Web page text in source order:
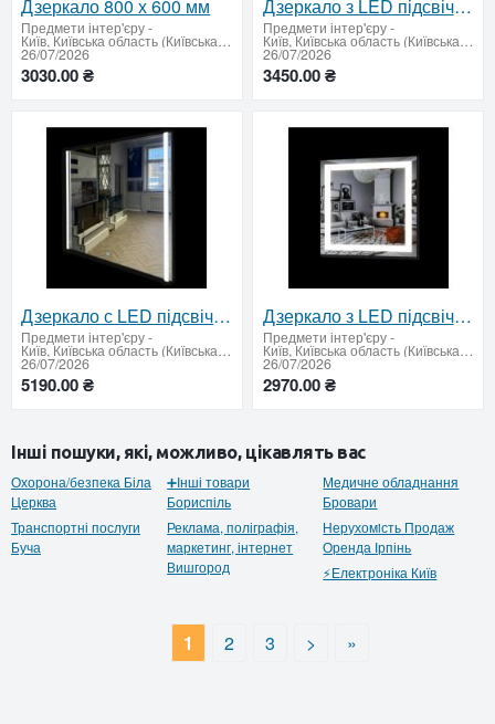
Дзеркало 800 х 600 мм
Предмети інтер'єру-
Київ, Київська область (Київська область - продати купити)
26/07/2026
3030.00 ₴
Дзеркало з LED підсвічуванням 750 х 750 мм.
Предмети інтер'єру-
Київ, Київська область (Київська область - продати купити)
26/07/2026
3450.00 ₴
Дзеркало с LED підсвічуванням 900х900 мм
Предмети інтер'єру-
Київ, Київська область (Київська область - продати купити)
26/07/2026
5190.00 ₴
Дзеркало з LED підсвічуванням 700 х 700 мм.
Предмети інтер'єру-
Київ, Київська область (Київська область - продати купити)
26/07/2026
2970.00 ₴
Інші пошуки, які, можливо, цікавлять вас
Охорона/безпека Біла
Церква
➕Інші товари
Бориспіль
Медичне обладнання
Бровари
Транспортні послуги
Буча
Реклама, поліграфія,
маркетинг, інтернет
Вишгород
Нерухомiсть Продаж
Оренда Ірпінь
⚡Електроніка Київ
1 2 3 > »